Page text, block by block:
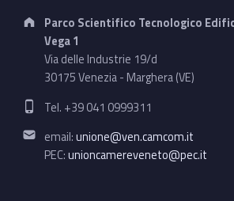
Address:
Parco Scientifico Tecnologico
Vega 1
Via delle Industrie 19/d
30175 Venezia - Marghera (VE)
Phone number:
Tel. +39 041 0999311
Email address:
email:unione@ven.camcom.it
PEC:unioncamereveneto@pec.it